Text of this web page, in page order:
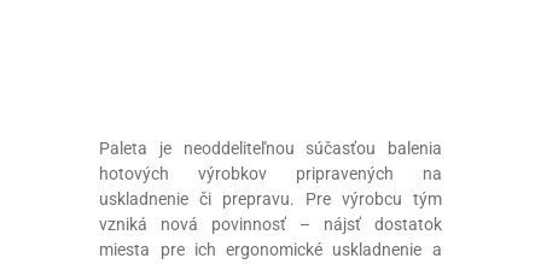
Paleta je neoddeliteľnou súčasťou balenia
hotových výrobkov pripravených na
uskladnenie či prepravu. Pre výrobcu tým
vzniká nová povinnosť – nájsť dostatok
miesta pre ich ergonomické uskladnenie a